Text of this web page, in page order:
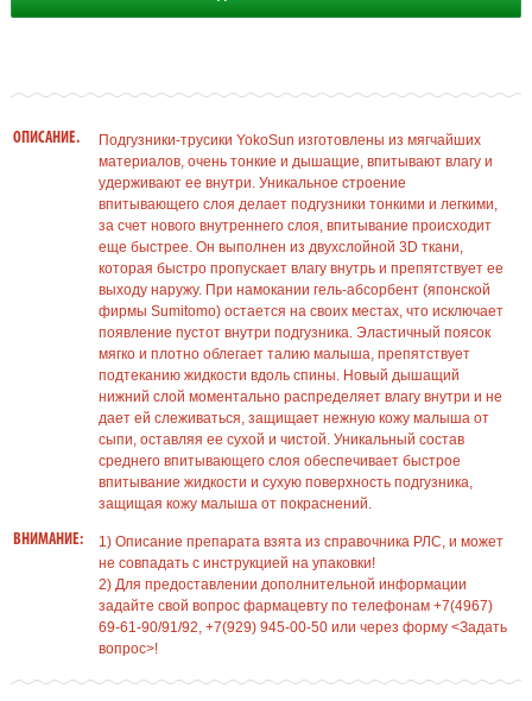
ОПИСАНИЕ.
Подгузники-трусики YokoSun изготовлены из мягчайших
материалов, очень тонкие и дышащие, впитывают влагу и
удерживают ее внутри. Уникальное строение
впитывающего слоя делает подгузники тонкими и легкими,
за счет нового внутреннего слоя, впитывание происходит
еще быстрее. Он выполнен из двухслойной 3D ткани,
которая быстро пропускает влагу внутрь и препятствует ее
выходу наружу. При намокании гель-абсорбент (японской
фирмы Sumitomo) остается на своих местах, что исключает
появление пустот внутри подгузника. Эластичный поясок
мягко и плотно облегает талию малыша, препятствует
подтеканию жидкости вдоль спины. Новый дышащий
нижний слой моментально распределяет влагу внутри и не
дает ей слеживаться, защищает нежную кожу малыша от
сыпи, оставляя ее сухой и чистой. Уникальный состав
среднего впитывающего слоя обеспечивает быстрое
впитывание жидкости и сухую поверхность подгузника,
защищая кожу малыша от покраснений.
ВНИМАНИЕ:
1) Описание препарата взята из справочника РЛС, и может
не совпадать с инструкцией на упаковки!
2) Для предоставлении дополнительной информации
задайте свой вопрос фармацевту по телефонам +7(4967)
69-61-90/91/92, +7(929) 945-00-50 или через форму <Задать
вопрос>!